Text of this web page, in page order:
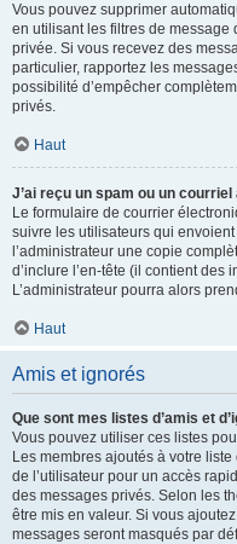
Vous pouvez supprimer
en utilisant les filtres de message
privée. Si vous recevez des
particulier, rapportez les
possibilité d’empêcher
privés.
Haut
J’ai reçu un spam ou un
Le formulaire de courrier
suivre les utilisateurs qui
l’administrateur une copie
d’inclure l’en-tête (il contient des
L’administrateur pourra alors
Haut
Amis et ignorés
Que sont mes listes d’amis et
Vous pouvez utiliser ces listes
Les membres ajoutés à votre
de l’utilisateur pour un accès
des messages privés. Selon les
être mis en valeur. Si vous
messages seront masqués par